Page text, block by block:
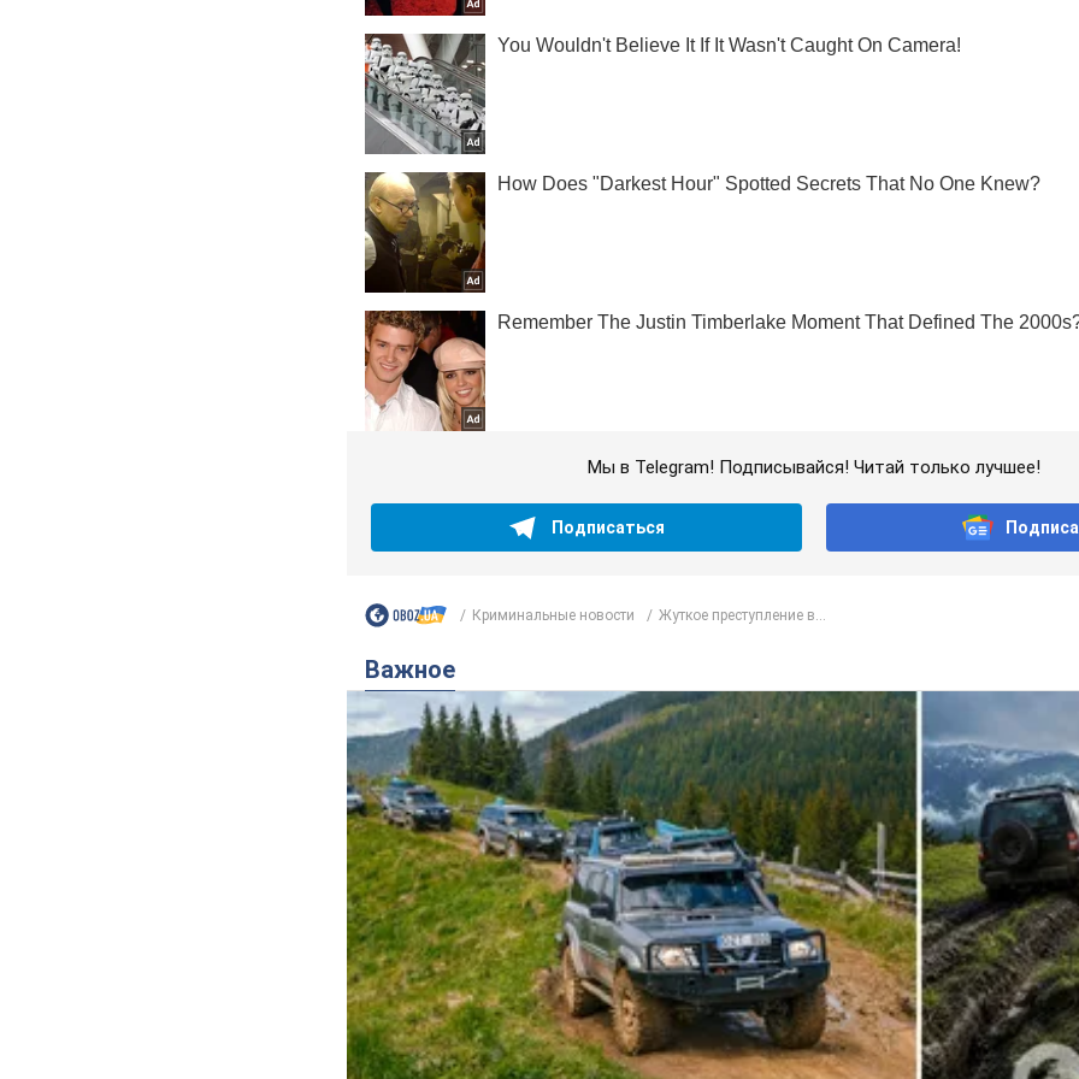
Мы в Telegram! Подписывайся! Читай только лучшее!
Подписаться
Криминальные новости Жуткое преступление в...
Важное